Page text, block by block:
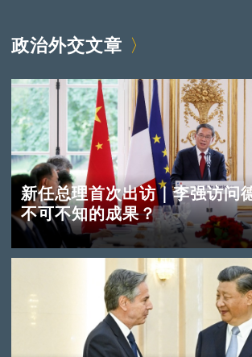
政治外交文章
新任总理首次出访｜李强访问
不可不知的成果？